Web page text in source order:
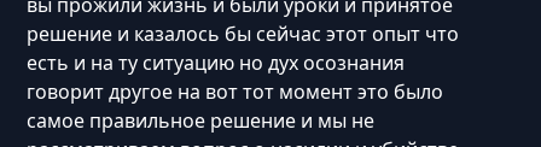
решение и казалось бы сейчас этот опыт что
есть и на ту ситуацию но дух осознания
говорит другое на вот тот момент это было
самое правильное решение и мы не